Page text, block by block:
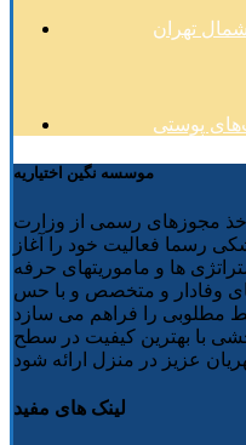
تهران
پوستی
موسسه نگین اختیاریه
سال 1380 پس از اخذ مجوزهای رسمی از وزارت
رسما فعالیت خود را آغاز
ها و ماموریتهای حرفه
وفادار و متخصص و با حس
مطلوبی را فراهم می سازد
با بهترین کیفیت در سطح
لینک های مفید